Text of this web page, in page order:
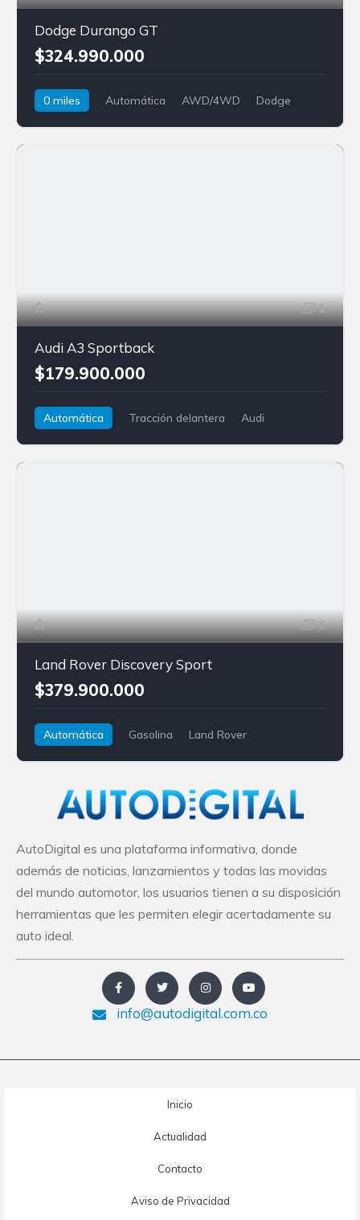
Dodge Durango GT
$324.990.000
0 miles Automática AWD/4WD
Dodge
1
Audi A3 Sportback
$179.900.000
Automática Tracción delantera
Audi
1
Land Rover Discovery Sport
$379.900.000
Automática Gasolina
Land Rover
AutoDigital es una plataforma informativa, donde
además de noticias, lanzamientos y todas las movidas
del mundo automotor, los usuarios tienen a su disposición
herramientas que les permiten elegir acertadamente su
auto ideal.
info@autodigital.com.co
Inicio
Actualidad
Contacto
Aviso de Privacidad